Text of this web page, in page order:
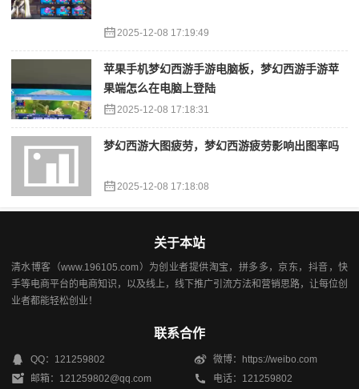
2025-12-08 17:19:49
苹果手机梦幻西游手游电脑板，梦幻西游手游苹
果端怎么在电脑上登陆
2025-12-08 17:18:31
梦幻西游大图疲劳，梦幻西游疲劳影响出图率吗
2025-12-08 17:18:08
关于本站
清水博客（www.196105.com）为创业者提供淘宝，拼多多，京东，抖音，快
手等电商平台的电商知识，以及线上，线下推广引流方法和营销思路，让每位创
业者都能轻松创业！
联系合作
QQ：121259802
微博：https://weibo.com
邮箱：121259802@qq.com
电话：121259802